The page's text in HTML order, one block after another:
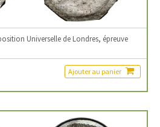
Universelle de Londres, épreuve
Ajouter au panier